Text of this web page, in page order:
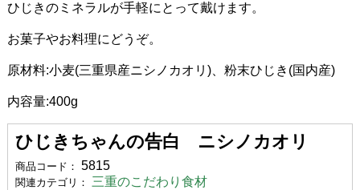
ひじきのミネラルが手軽にとって戴けます。
お菓子やお料理にどうぞ。
原材料:小麦(三重県産ニシノカオリ)、粉末ひじき(国内産)
内容量:400g
ひじきちゃんの告白 ニシノカオリ
商品コード： 5815
関連カテゴリ： 三重のこだわり食材